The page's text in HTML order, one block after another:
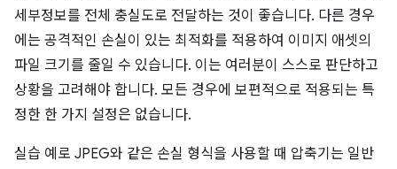
세부정보를 전체 충실도로 전달하는 것이 좋습니다. 다른 경우
에는 공격적인 손실이 있는 최적화를 적용하여 이미지 애셋의
파일 크기를 줄일 수 있습니다. 이는 여러분이 스스로 판단하고
상황을 고려해야 합니다. 모든 경우에 보편적으로 적용되는 특
정한 한 가지 설정은 없습니다.
실습 예로 JPEG와 같은 손실 형식을 사용할 때 압축기는 일반